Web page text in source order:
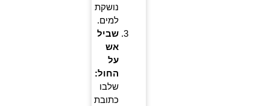
נושקת
למים.
שביל
אש
על
החול:
שלבו
כתובת